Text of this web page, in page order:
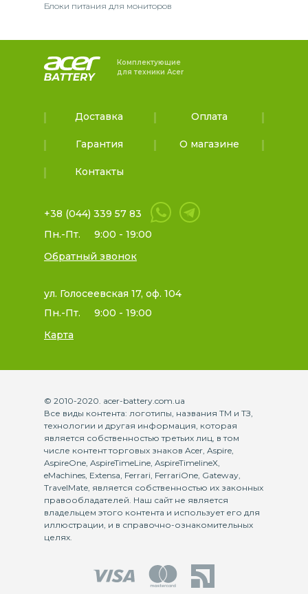
Блоки питания для мониторов
Комплектующие
для техники Acer
Доставка Оплата
Гарантия О магазине
Контакты
+38 (044) 339 57 83
Пн.-Пт.
9:00 - 19:00
Обратный звонок
ул. Голосеевская 17, оф. 104
Пн.-Пт.
9:00 - 19:00
Карта
© 2010-2020. acer-battery.com.ua
Все виды контента: логотипы, названия ТМ и ТЗ,
технологии и другая информация, которая
является собственностью третьих лиц, в том
числе контент торговых знаков Acer, Aspire,
AspireOne, AspireTimeLine, AspireTimelineX,
eMachines, Extensa, Ferrari, FerrariOne, Gateway,
TravelMate, является собственностью их законных
правообладателей. Наш сайт не является
владельцем этого контента и использует его для
иллюстрации, и в справочно-ознакомительных
целях.